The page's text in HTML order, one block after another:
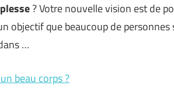
? Votre nouvelle vision est de
objectif que beaucoup de
…
beau corps ?